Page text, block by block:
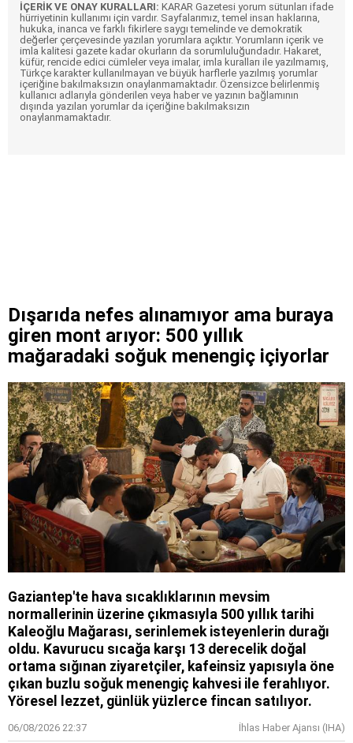
İÇERİK VE ONAY KURALLARI: KARAR Gazetesi yorum sütunları ifade
hürriyetinin kullanımı için vardır. Sayfalarımız, temel insan haklarına,
hukuka, inanca ve farklı fikirlere saygı temelinde ve demokratik
değerler çerçevesinde yazılan yorumlara açıktır. Yorumların içerik ve
imla kalitesi gazete kadar okurların da sorumluluğundadır. Hakaret,
küfür, rencide edici cümleler veya imalar, imla kuralları ile yazılmamış,
Türkçe karakter kullanılmayan ve büyük harflerle yazılmış yorumlar
içeriğine bakılmaksızın onaylanmamaktadır. Özensizce belirlenmiş
kullanıcı adlarıyla gönderilen veya haber ve yazının bağlamının
dışında yazılan yorumlar da içeriğine bakılmaksızın
onaylanmamaktadır.
Dışarıda nefes alınamıyor ama buraya
giren mont arıyor: 500 yıllık
mağaradaki soğuk menengiç içiyorlar
Gaziantep'te hava sıcaklıklarının mevsim
normallerinin üzerine çıkmasıyla 500 yıllık tarihi
Kaleoğlu Mağarası, serinlemek isteyenlerin durağı
oldu. Kavurucu sıcağa karşı 13 derecelik doğal
ortama sığınan ziyaretçiler, kafeinsiz yapısıyla öne
çıkan buzlu soğuk menengiç kahvesi ile ferahlıyor.
Yöresel lezzet, günlük yüzlerce fincan satılıyor.
06/08/2026 22:37 İhlas Haber Ajansı (IHA)